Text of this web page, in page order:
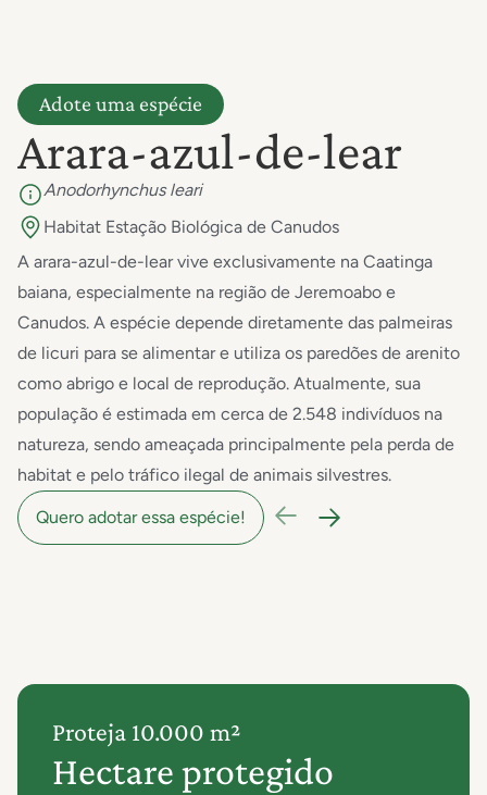
Adote uma espécie
Arara-azul-de-lear
Anodorhynchus leari
Habitat Estação Biológica de Canudos
A arara-azul-de-lear vive exclusivamente na Caatinga
baiana, especialmente na região de Jeremoabo e
Canudos. A espécie depende diretamente das palmeiras
de licuri para se alimentar e utiliza os paredões de arenito
como abrigo e local de reprodução. Atualmente, sua
população é estimada em cerca de 2.548 indivíduos na
natureza, sendo ameaçada principalmente pela perda de
habitat e pelo tráfico ilegal de animais silvestres.
Quero adotar essa espécie!
Proteja 10.000 m²
Hectare protegido